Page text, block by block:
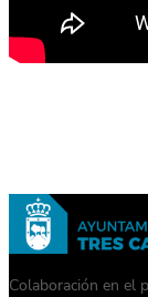
Colaboración en el